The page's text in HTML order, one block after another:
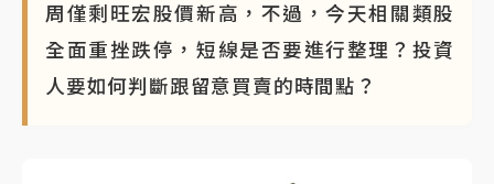
周僅剩旺宏股價新高，不過，今天相關類股
全面重挫跌停，短線是否要進行整理？投資
人要如何判斷跟留意買賣的時間點？